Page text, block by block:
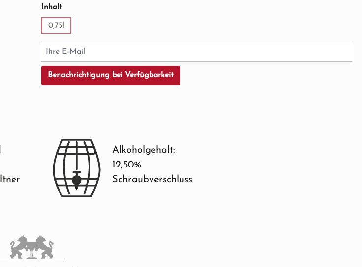
Inhaltauswählen
0,75l
Ihre E-Mail
Benachrichtigung bei Verfügbarkeit
Alkoholgehalt:
12,50%
Schraubverschluss